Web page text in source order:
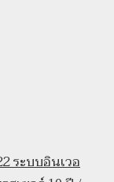
ระบบอินเวอ